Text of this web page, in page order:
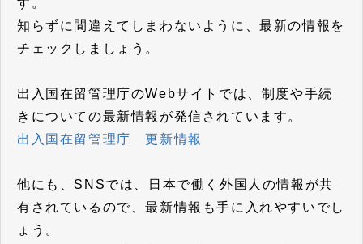
知らずに間違えてしまわないように、最新の情報を
チェックしましょう。
出入国在留管理庁のWebサイトでは、制度や手続
きについての最新情報が発信されています。
出入国在留管理庁 更新情報
他にも、SNSでは、日本で働く外国人の情報が共
有されているので、最新情報も手に入れやすいでし
ょう。